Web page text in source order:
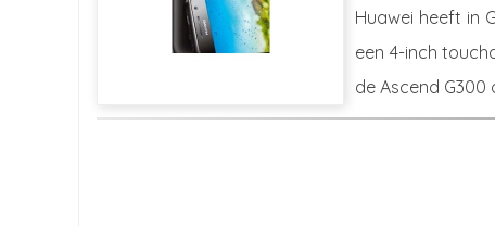
Huawei heeft in
een 4-inch
de Ascend G300